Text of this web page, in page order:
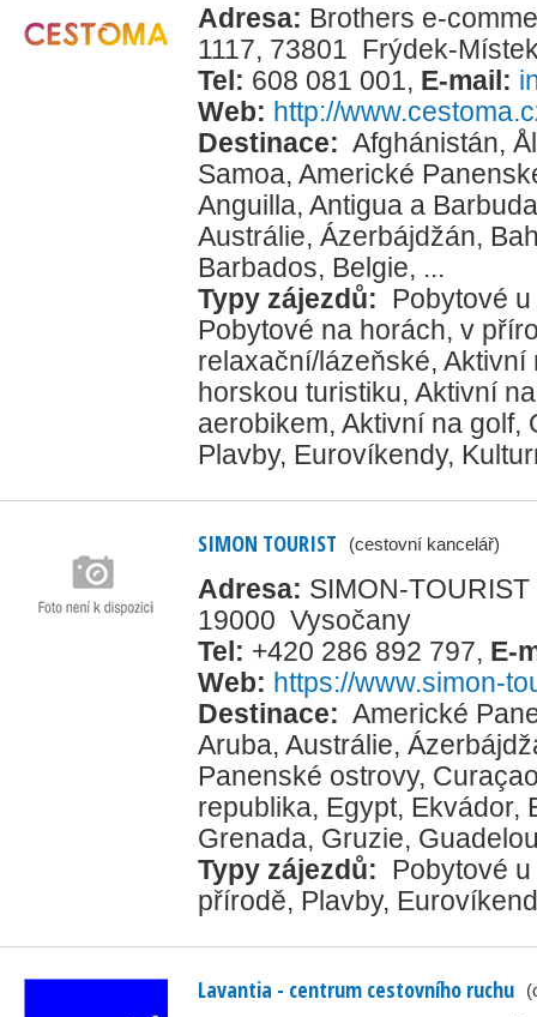
Adresa: Brothers e-
1117, 73801 Frýdek-
Tel: 608 081 001, E-mail:
Web: http://
Destinace: Afghánistán,
Samoa, Americké
Anguilla, Antigua a Barbuda
Austrálie, Ázerbájdžán,
Barbados, Belgie, ...
Typy zájezdů:
Pobytové
Pobytové na horách, v
relaxační/lázeňské, Aktivní
horskou turistiku, Aktivní
aerobikem, Aktivní na golf,
Plavby, Eurovíkendy,
SIMON TOURIST (cestovní kancelář)
Adresa: SIMON-
19000 Vysočany
Tel: +420 286 892 797, E-
Web: https://www.simon-
Destinace: Americké
Aruba, Austrálie,
Panenské ostrovy,
republika, Egypt, Ekvádor,
Grenada, Gruzie,
Typy zájezdů:
Pobytové
přírodě, Plavby,
Lavantia - centrum cestovního ruchu